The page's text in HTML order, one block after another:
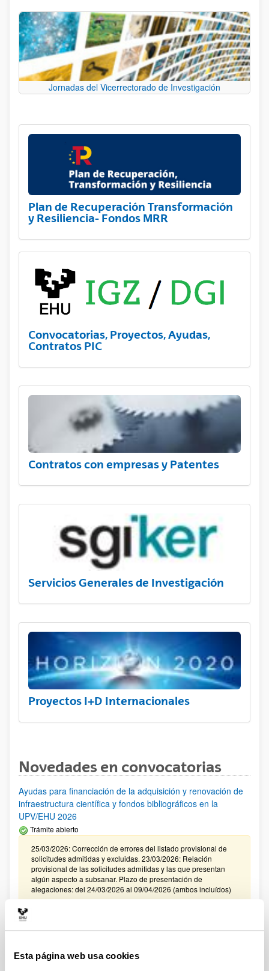
Esta página web usa cookies
Jornadas del Vicerrectorado de Investigación
Plan de Recuperación Transformación
y Resiliencia- Fondos MRR
Convocatorias, Proyectos, Ayudas,
Contratos PIC
Contratos con empresas y Patentes
Servicios Generales de Investigación
Proyectos I+D Internacionales
Novedades en convocatorias
Ayudas para financiación de la adquisición y renovación de
infraestructura científica y fondos bibliográficos en la
UPV/EHU 2026
Trámite abierto
25/03/2026: Corrección de errores del listado provisional de
solicitudes admitidas y excluidas. 23/03/2026: Relación
provisional de las solicitudes admitidas y las que presentan
algún aspecto a subsanar. Plazo de presentación de
alegaciones: del 24/03/2026 al 09/04/2026 (ambos incluídos)
Convocatoria de ayudas para el fomento de la cultura
científica, tecnológica y de la innovación (FECYT) 2026
Plazo interno para envío documentación: propuestas